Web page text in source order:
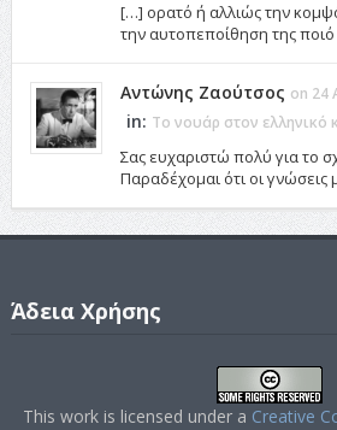
[…] ορατό ή αλλιώς την
την αυτοπεποίθηση της ποιό
Αντώνης Ζαούτσος on 24
in: Το νουάρ στον ελληνικό
Σας ευχαριστώ πολύ για το
Παραδέχομαι ότι οι γνώσεις
Άδεια Χρήσης
This work is licensed under a Creative